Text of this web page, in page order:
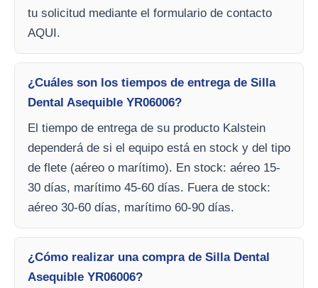
tu solicitud mediante el formulario de contacto
AQUI.
¿Cuáles son los tiempos de entrega de Silla
Dental Asequible YR06006?
El tiempo de entrega de su producto Kalstein
dependerá de si el equipo está en stock y del tipo
de flete (aéreo o marítimo). En stock: aéreo 15-
30 días, marítimo 45-60 días. Fuera de stock:
aéreo 30-60 días, marítimo 60-90 días.
¿Cómo realizar una compra de Silla Dental
Asequible YR06006?